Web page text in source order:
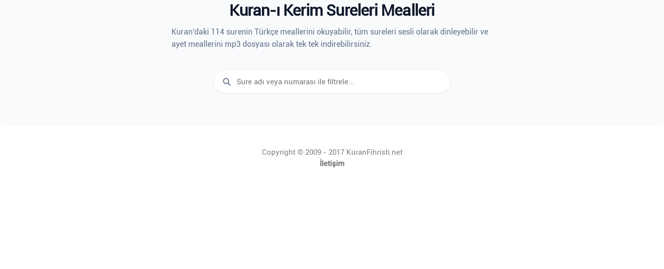
Kuran-ı Kerim Sureleri Mealleri
Kuran'daki 114 surenin Türkçe meallerini okuyabilir, tüm sureleri sesli olarak dinleyebilir ve
ayet meallerini mp3 dosyası olarak tek tek indirebilirsiniz.
Copyright © 2009 - 2017 KuranFihristi.net
İletişim